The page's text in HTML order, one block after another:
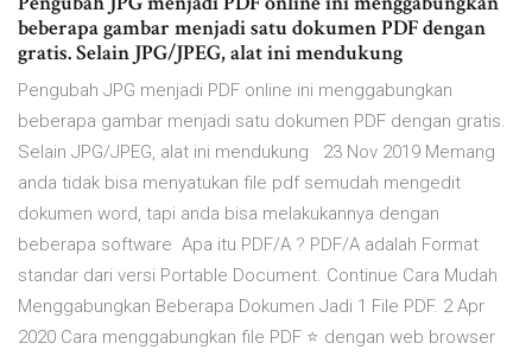
beberapa gambar menjadi satu dokumen PDF dengan
gratis. Selain JPG/JPEG, alat ini mendukung
Pengubah JPG menjadi PDF online ini menggabungkan
beberapa gambar menjadi satu dokumen PDF dengan gratis.
Selain JPG/JPEG, alat ini mendukung 23 Nov 2019 Memang
anda tidak bisa menyatukan file pdf semudah mengedit
dokumen word, tapi anda bisa melakukannya dengan
beberapa software Apa itu PDF/A ? PDF/A adalah Format
standar dari versi Portable Document. Continue Cara Mudah
Menggabungkan Beberapa Dokumen Jadi 1 File PDF. 2 Apr
2020 Cara menggabungkan file PDF ⭐ dengan web browser